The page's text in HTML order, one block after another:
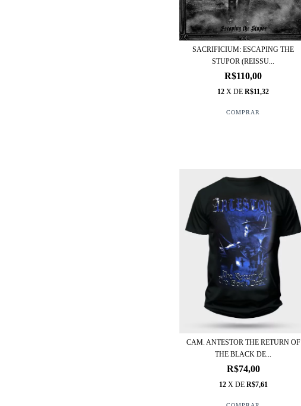
SACRIFICIUM: ESCAPING THE
STUPOR (REISSU...
R$110,00
12 X DER$11,32
CAM. ANTESTOR THE RETURN OF
THE BLACK DE...
R$74,00
12 X DE R$7,61